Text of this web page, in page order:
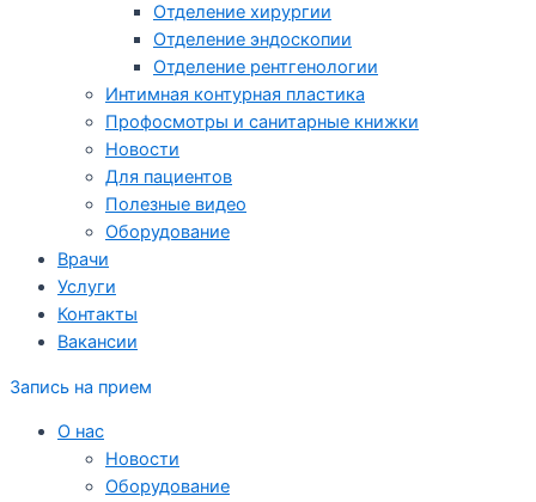
Отделение хирургии
Отделение эндоскопии
Отделение рентгенологии
Интимная контурная пластика
Профосмотры и санитарные книжки
Новости
Для пациентов
Полезные видео
Оборудование
Врачи
Услуги
Контакты
Вакансии
Запись на прием
О нас
Новости
Оборудование